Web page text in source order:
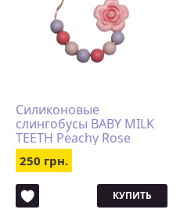
Силиконовые
слингобусы BABY MILK
TEETH Peachy Rose
250 грн.
КУПИТЬ